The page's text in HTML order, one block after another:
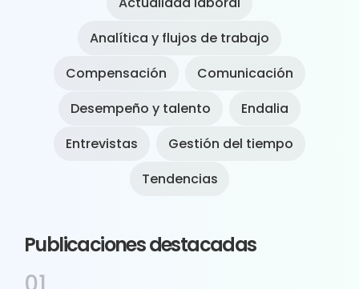
Analítica y flujos de trabajo
Compensación
Comunicación
Desempeño y talento
Endalia
Entrevistas
Gestión del tiempo
Tendencias
Publicaciones destacadas